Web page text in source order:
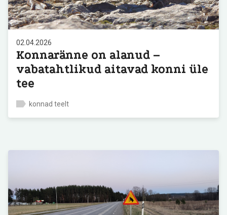
02.04.2026
Konnaränne on alanud –
vabatahtlikud aitavad konni üle
tee
konnad teelt